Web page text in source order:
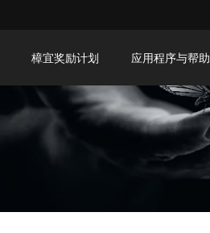
樟宜奖励计划 应用程序与帮助